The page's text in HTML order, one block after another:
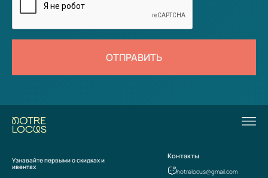
ОТПРАВИТЬ
Узнавайте первыми о скидках и
ивентах
Контакты
notrelocus@gmail.com